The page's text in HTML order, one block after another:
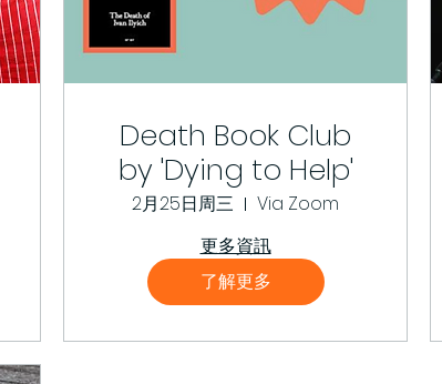
Death Book Club
by 'Dying to Help'
2月25日周三
Via Zoom
更多資訊
了解更多